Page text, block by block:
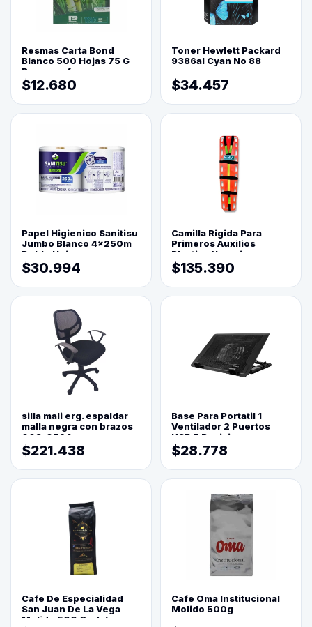
Resmas Carta Bond
Blanco 500 Hojas 75 G
Reprograf.
$12.680
Toner Hewlett Packard
9386al Cyan No 88
$34.457
Papel Higienico Sanitisu
Jumbo Blanco 4x250m
Doble Hoja
$30.994
Camilla Rigida Para
Primeros Auxilios
Plastica Naranja
$135.390
silla mali erg. espaldar
malla negra con brazos
003-0794
$221.438
Base Para Portatil 1
Ventilador 2 Puertos
USB 5 Posiciones
$28.778
Cafe De Especialidad
San Juan De La Vega
Molido 500 Grs(=)
Cafe Oma Institucional
Molido 500g